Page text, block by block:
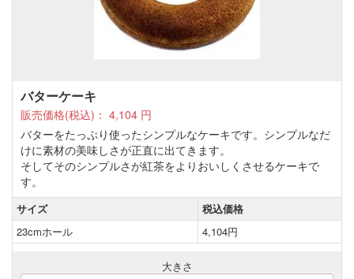
バターケーキ
販売価格(税込)： 4,104 円
バターをたっぷり使ったシンプルなケーキです。シンプルなだ
けに素材の美味しさが正直に出てきます。
そしてそのシンプルさが紅茶をよりおいしくさせるケーキで
す。
サイズ
税込価格
23cmホール
4,104円
大きさ